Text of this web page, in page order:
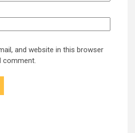
and website in this browser
comment.